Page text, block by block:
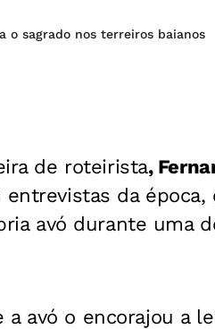
o sagrado nos terreiros baianos
de roteirista,
da
avó durante uma
avó o encorajou a